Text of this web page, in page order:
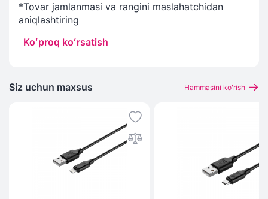
*Tovar jamlanmasi va rangini maslahatchidan
aniqlashtiring
Koʻproq koʻrsatish
Siz uchun maxsus Hammasini koʻrish